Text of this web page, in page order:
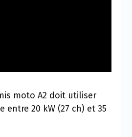
moto A2 doit utiliser
entre 20 kW (27 ch) et 35